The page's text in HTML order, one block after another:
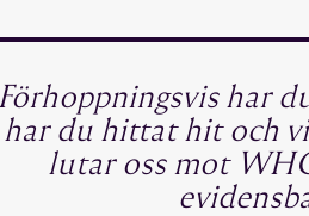
Förhoppningsvis har
har du hittat hit och
lutar oss mot